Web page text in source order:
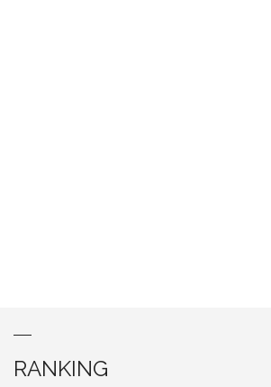
RANKING